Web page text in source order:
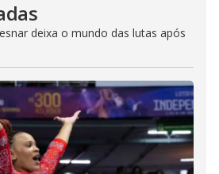
deixa o mundo das lutas após